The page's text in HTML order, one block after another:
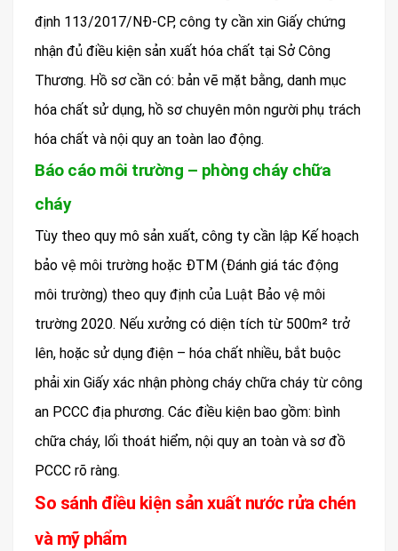
định 113/2017/NĐ-CP, công ty cần xin Giấy chứng
nhận đủ điều kiện sản xuất hóa chất tại Sở Công
Thương. Hồ sơ cần có: bản vẽ mặt bằng, danh mục
hóa chất sử dụng, hồ sơ chuyên môn người phụ trách
hóa chất và nội quy an toàn lao động.
Báo cáo môi trường – phòng cháy chữa
cháy
Tùy theo quy mô sản xuất, công ty cần lập Kế hoạch
bảo vệ môi trường hoặc ĐTM (Đánh giá tác động
môi trường) theo quy định của Luật Bảo vệ môi
trường 2020. Nếu xưởng có diện tích từ 500m² trở
lên, hoặc sử dụng điện – hóa chất nhiều, bắt buộc
phải xin Giấy xác nhận phòng cháy chữa cháy từ công
an PCCC địa phương. Các điều kiện bao gồm: bình
chữa cháy, lối thoát hiểm, nội quy an toàn và sơ đồ
PCCC rõ ràng.
So sánh điều kiện sản xuất nước rửa chén
và mỹ phẩm